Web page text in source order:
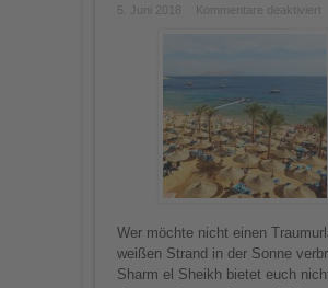
5. Juni 2018 Kommentare deaktiviertfür
–
in
Wer möchte nicht einen
weißen Strand in der Sonne
Sharm el Sheikh bietet euch